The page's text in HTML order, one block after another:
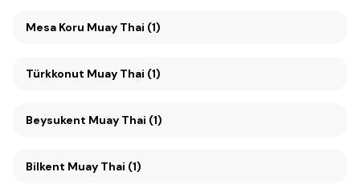
Mesa Koru Muay Thai (1)
Türkkonut Muay Thai (1)
Beysukent Muay Thai (1)
Bilkent Muay Thai (1)